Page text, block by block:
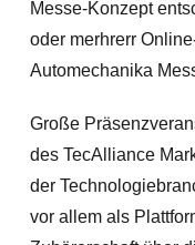
Messe-Konzept
oder merhrerr
Automechanika
Große
des TecAlliance
der
vor allem als